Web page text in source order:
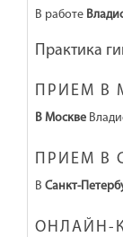
В работе
Практика
ПРИЕМ В
В Москве
ПРИЕМ В
В Санкт-
ОНЛАЙН-